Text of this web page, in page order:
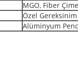
MGO, Fiber
Özel Gereksinim
Alüminyum